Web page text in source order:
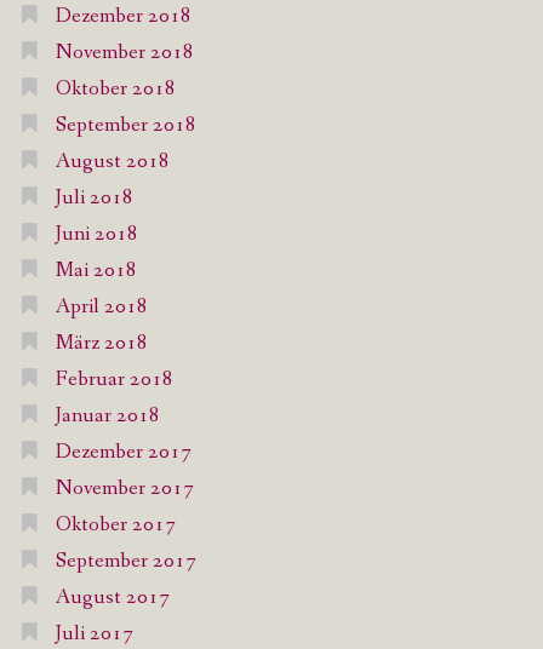
Dezember 2018
November 2018
Oktober 2018
September 2018
August 2018
Juli 2018
Juni 2018
Mai 2018
April 2018
März 2018
Februar 2018
Januar 2018
Dezember 2017
November 2017
Oktober 2017
September 2017
August 2017
Juli 2017